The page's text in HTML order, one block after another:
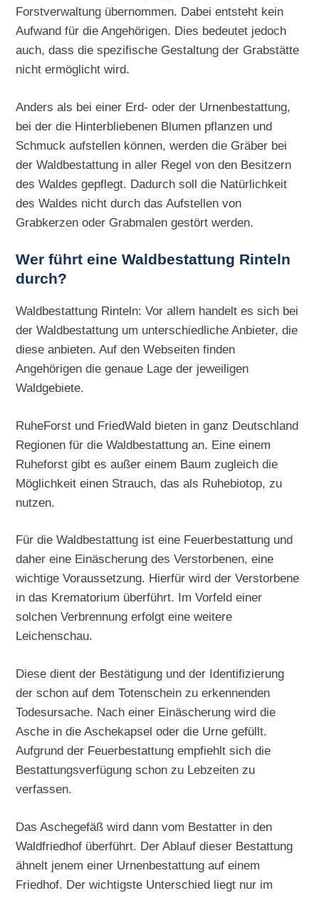
Forstverwaltung übernommen. Dabei entsteht kein
Aufwand für die Angehörigen. Dies bedeutet jedoch
auch, dass die spezifische Gestaltung der Grabstätte
nicht ermöglicht wird.
Anders als bei einer Erd- oder der Urnenbestattung,
bei der die Hinterbliebenen Blumen pflanzen und
Schmuck aufstellen können, werden die Gräber bei
der Waldbestattung in aller Regel von den Besitzern
des Waldes gepflegt. Dadurch soll die Natürlichkeit
des Waldes nicht durch das Aufstellen von
Grabkerzen oder Grabmalen gestört werden.
Wer führt eine Waldbestattung Rinteln
durch?
Waldbestattung Rinteln: Vor allem handelt es sich bei
der Waldbestattung um unterschiedliche Anbieter, die
diese anbieten. Auf den Webseiten finden
Angehörigen die genaue Lage der jeweiligen
Waldgebiete.
RuheForst und FriedWald bieten in ganz Deutschland
Regionen für die Waldbestattung an. Eine einem
Ruheforst gibt es außer einem Baum zugleich die
Möglichkeit einen Strauch, das als Ruhebiotop, zu
nutzen.
Für die Waldbestattung ist eine Feuerbestattung und
daher eine Einäscherung des Verstorbenen, eine
wichtige Voraussetzung. Hierfür wird der Verstorbene
in das Krematorium überführt. Im Vorfeld einer
solchen Verbrennung erfolgt eine weitere
Leichenschau.
Diese dient der Bestätigung und der Identifizierung
der schon auf dem Totenschein zu erkennenden
Todesursache. Nach einer Einäscherung wird die
Asche in die Aschekapsel oder die Urne gefüllt.
Aufgrund der Feuerbestattung empfiehlt sich die
Bestattungsverfügung schon zu Lebzeiten zu
verfassen.
Das Aschegefäß wird dann vom Bestatter in den
Waldfriedhof überführt. Der Ablauf dieser Bestattung
ähnelt jenem einer Urnenbestattung auf einem
Friedhof. Der wichtigste Unterschied liegt nur im